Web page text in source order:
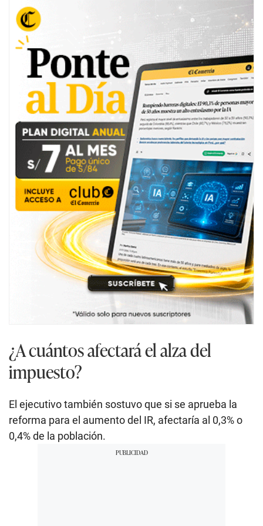
¿A cuántos afectará el alza del
impuesto?
El ejecutivo también sostuvo que si se aprueba la
reforma para el aumento del IR, afectaría al 0,3% o
0,4% de la población.